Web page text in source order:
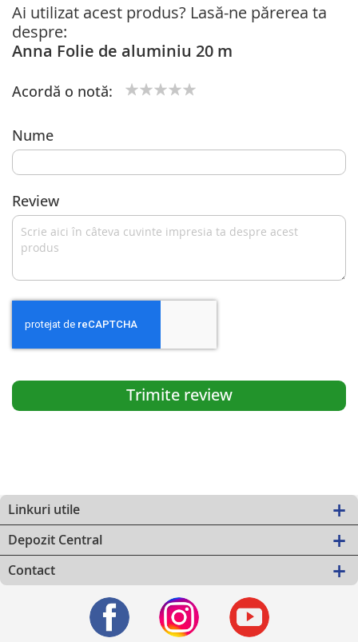
Ai utilizat acest produs? Lasă-ne părerea ta
despre:
Anna Folie de aluminiu 20 m
Acordă o notă:
Nume
Review
Trimite review
Linkuri utile
Depozit Central
Contact